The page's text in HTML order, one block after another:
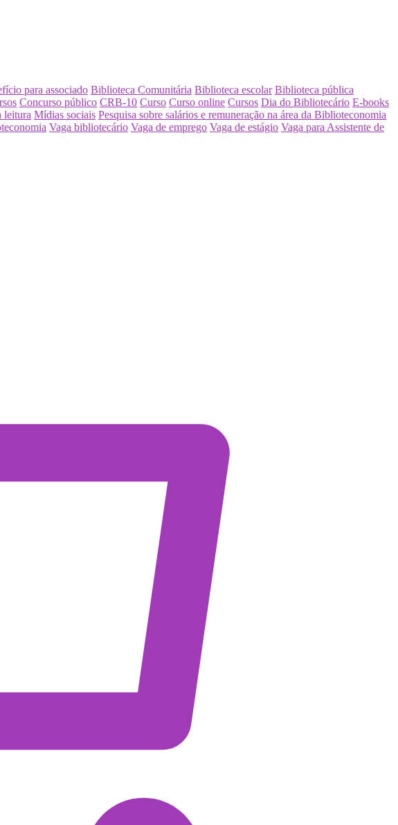
para associado Biblioteca Comunitária Biblioteca escolar Biblioteca pública
Concurso público CRB-10 Curso Curso online Cursos Dia do Bibliotecário E-books
leitura Mídias sociais Pesquisa sobre salários e remuneração na área da Biblioteconomia
Vaga bibliotecário Vaga de emprego Vaga de estágio Vaga para Assistente de